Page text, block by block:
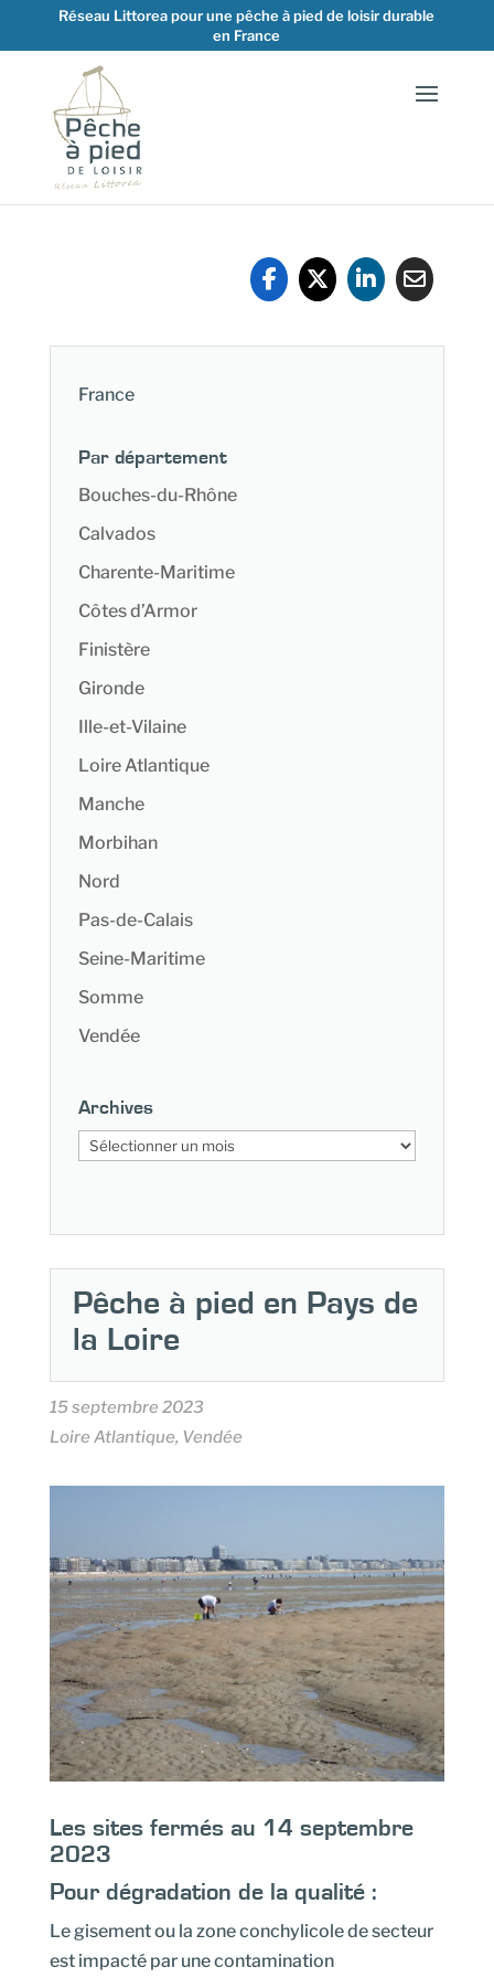
Réseau Littorea pour une pêche à pied de loisir durable
en France
France
Par département
Bouches-du-Rhône
Calvados
Charente-Maritime
Côtes d’Armor
Finistère
Gironde
Ille-et-Vilaine
Loire Atlantique
Manche
Morbihan
Nord
Pas-de-Calais
Seine-Maritime
Somme
Vendée
Archives
Archives
Pêche à pied en Pays de
la Loire
15 septembre 2023
Loire Atlantique, Vendée
Les sites fermés au 14 septembre
2023
Pour dégradation de la qualité :
Le gisement ou la zone conchylicole de secteur
est impacté par une contamination